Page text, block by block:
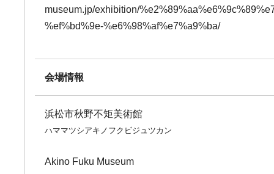
museum.jp/exhibition/
%ef%bd%9e-%e6%98%af%e7%a9%ba/
会場情報
浜松市秋野不矩美術館
ハママツシアキノフクビジュツカン
Akino Fuku Museum